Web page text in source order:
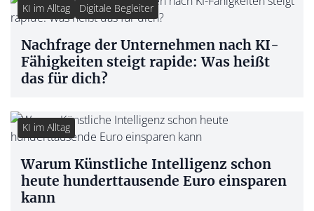
KI im Alltag Digitale Begleiter
Nachfrage der Unternehmen nach KI-
Fähigkeiten steigt rapide: Was heißt
das für dich?
KI im Alltag
Warum Künstliche Intelligenz schon
heute hunderttausende Euro einsparen
kann